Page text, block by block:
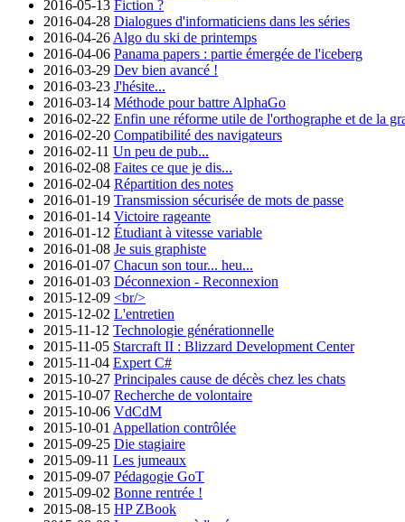
2016-05-13 Fiction ?
2016-04-28 Dialogues d'informaticiens dans les séries
2016-04-26 Algo du ski de printemps
2016-04-06 Panama papers : partie émergée de l'iceberg
2016-03-29 Dev bien avancé !
2016-03-23 J'hésite...
2016-03-14 Méthode pour battre AlphaGo
2016-02-22 Enfin une réforme utile de l'orthographe et de la
2016-02-20 Compatibilité des navigateurs
2016-02-11 Un peu de pub...
2016-02-08 Faites ce que je dis...
2016-02-04 Répartition des notes
2016-01-19 Transmission sécurisée de mots de passe
2016-01-14 Victoire rageante
2016-01-12 Étudiant à vitesse variable
2016-01-08 Je suis graphiste
2016-01-07 Chacun son tour... heu...
2016-01-03 Déconnexion - Reconnexion
2015-12-09 <br/>
2015-12-02 L'entretien
2015-11-12 Technologie générationnelle
2015-11-05 Starcraft II : Blizzard Development Center
2015-11-04 Expert C#
2015-10-27 Principales cause de décès chez les chats
2015-10-07 Recherche de volontaire
2015-10-06 VdCdM
2015-10-01 Appellation contrôlée
2015-09-25 Die stagiaire
2015-09-11 Les jumeaux
2015-09-07 Pédagogie GoT
2015-09-02 Bonne rentrée !
2015-08-15 HP ZBook